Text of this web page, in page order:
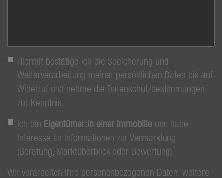
Hiermit bestätige ich die Speicherung und
Weiterverarbeitung meiner persönlichen Daten bis auf
Widerruf und nehme die Datenschutzbestimmungen
zur Kenntnis.
Ich bin Eigentümer:in einer Immobilie und habe
Interesse an Informationen zur Vermarktung
(Beratung, Marktüberblick oder Bewertung).
Wir verarbeiten Ihre personenbezogenen Daten, weitere